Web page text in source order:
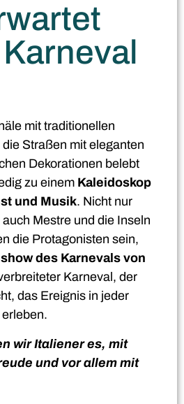
mit traditionellen
Straßen mit eleganten
Dekorationen belebt
zu einem Kaleidoskop
und Musik. Nicht nur
Mestre und die Inseln
die Protagonisten sein,
des Karnevals von
Karneval, der
das Ereignis in jeder
wir Italiener es, mit
und vor allem mit